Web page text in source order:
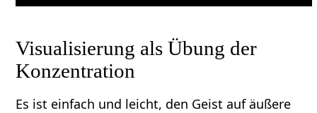
Visualisierung als Übung der
Konzentration
Es ist einfach und leicht, den Geist auf äußere